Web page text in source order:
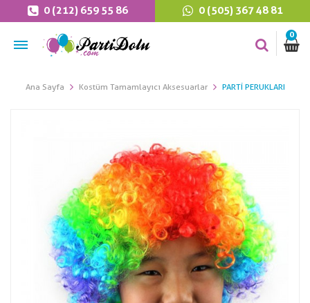
0 (212) 659 55 86 0 (505) 367 48 81
0
Ana Sayfa Kostüm Tamamlayıcı Aksesuarlar PARTI PERUKLARI